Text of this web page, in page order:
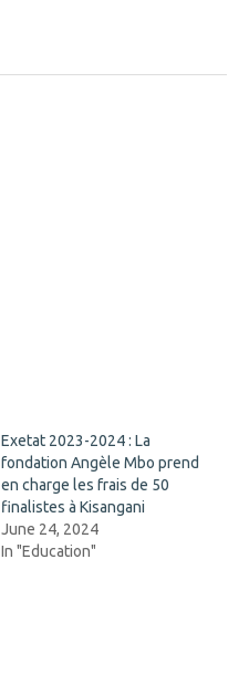
Exetat 2023-2024 : La
fondation Angèle Mbo prend
en charge les frais de 50
finalistes à Kisangani
June 24, 2024
In "Education"